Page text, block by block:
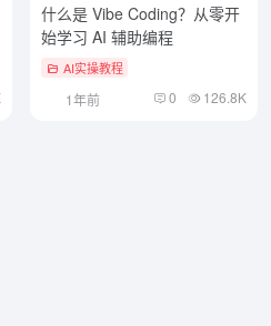
什么是 Vibe Coding？从零开
始学习 AI 辅助编程
AI实操教程
1年前 0 126.8K